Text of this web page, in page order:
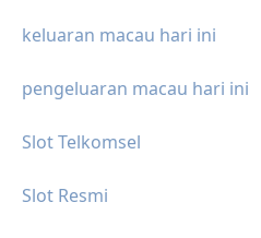
keluaran macau hari ini
pengeluaran macau hari ini
Slot Telkomsel
Slot Resmi